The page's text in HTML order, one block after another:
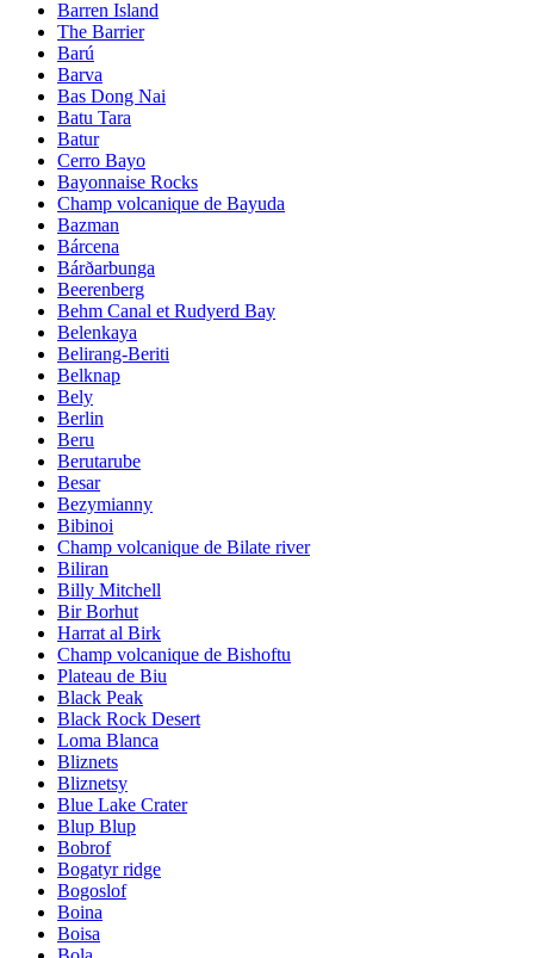
Barren Island
The Barrier
Barú
Barva
Bas Dong Nai
Batu Tara
Batur
Cerro Bayo
Bayonnaise Rocks
Champ volcanique de Bayuda
Bazman
Bárcena
Bárðarbunga
Beerenberg
Behm Canal et Rudyerd Bay
Belenkaya
Belirang-Beriti
Belknap
Bely
Berlin
Beru
Berutarube
Besar
Bezymianny
Bibinoi
Champ volcanique de Bilate river
Biliran
Billy Mitchell
Bir Borhut
Harrat al Birk
Champ volcanique de Bishoftu
Plateau de Biu
Black Peak
Black Rock Desert
Loma Blanca
Bliznets
Bliznetsy
Blue Lake Crater
Blup Blup
Bobrof
Bogatyr ridge
Bogoslof
Boina
Boisa